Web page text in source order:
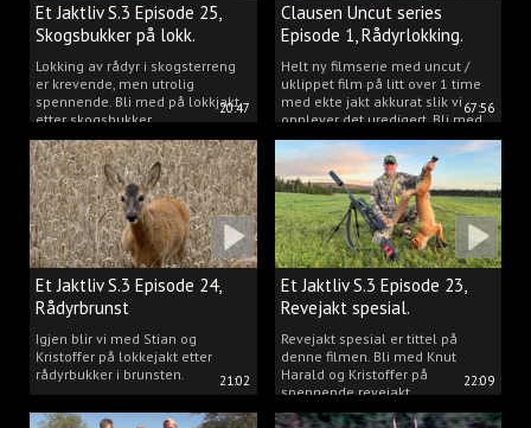
20:47
Et Jaktliv S.3 Episode 25,
Skogsbukker på lokk.
Lokking av rådyr i skogsterreng
er krevende, men utrolig
spennende. Bli med på lokkjakt
etter skogsbukker.
67:56
Clausen Uncut series
Episode 1, Rådyrlokking.
Helt ny filmserie med uncut /
uklippet film på litt over 1 time
med ekte jakt akkurat slik vi
opplever det uredigert. Bli med
Kristoffer og opplev akkurat det
vi gjør når vi er ute og lokker
rådyr.
21:02
Et Jaktliv S.3 Episode 24,
Rådyrbrunst
Igjen blir vi med Stian og
Kristoffer på lokkejakt etter
rådyrbukker i brunsten.
22:09
Et Jaktliv S.3 Episode 23,
Revejakt spesial.
Revejakt spesial er tittel på
denne filmen. Bli med Knut
Harald og Kristoffer på
spennende revejakt.